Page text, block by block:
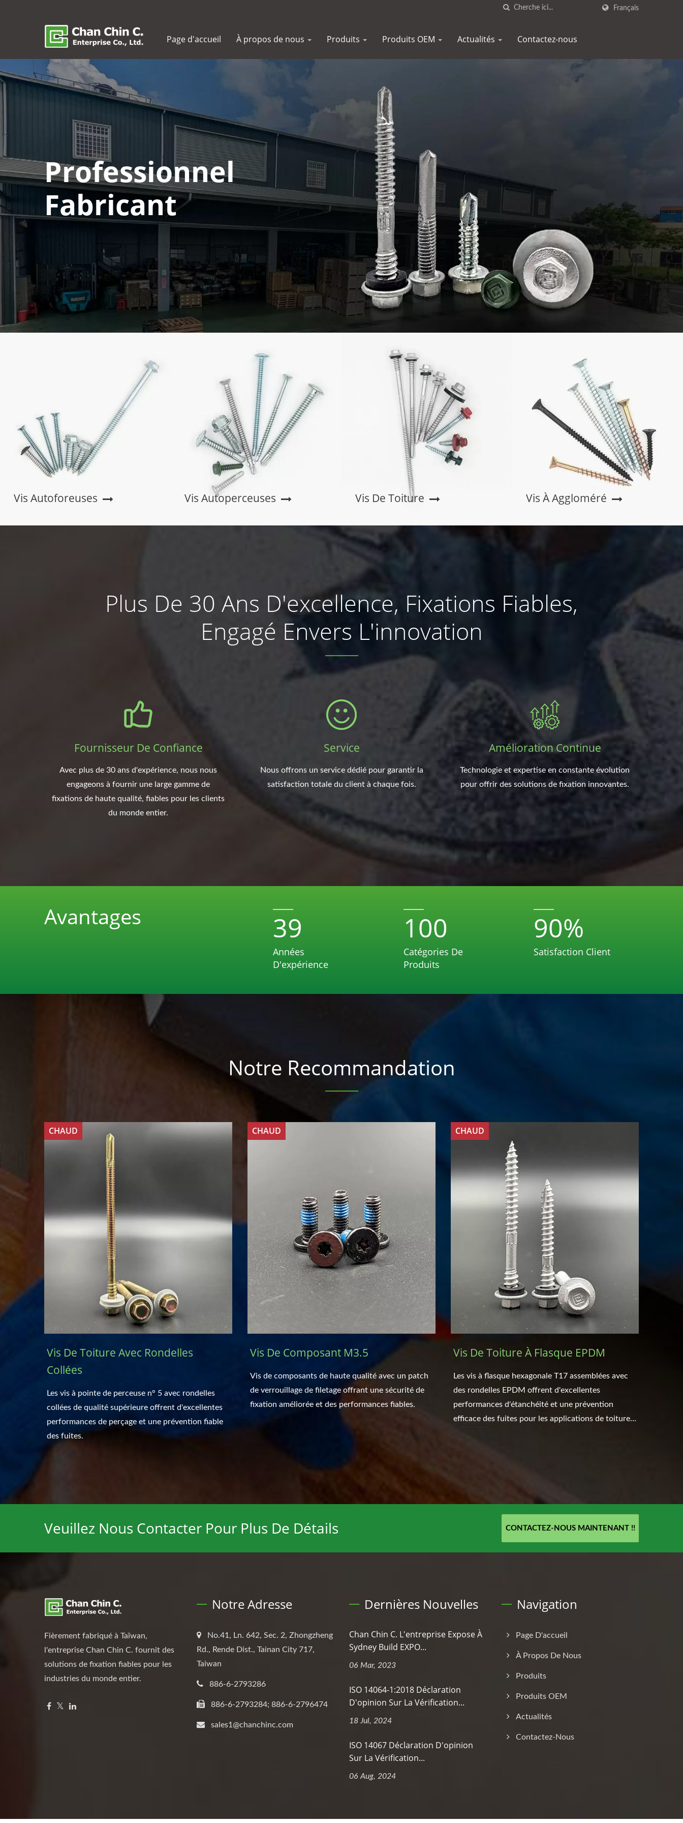
Français
Page d'accueil À propos de nous Produits Produits OEM Actualités Contactez-nous
Professionnel
Fabricant
Vis Autoforeuses Vis Autoperceuses Vis De Toiture Vis À Aggloméré
Plus De 30 Ans D'excellence, Fixations Fiables,
Engagé Envers L'innovation
Fournisseur De Confiance
Avec plus de 30 ans d'expérience, nous nous
engageons à fournir une large gamme de
fixations de haute qualité, fiables pour les clients
du monde entier.
Service
Nous offrons un service dédié pour garantir la
satisfaction totale du client à chaque fois.
Amélioration Continue
Technologie et expertise en constante évolution
pour offrir des solutions de fixation innovantes.
Avantages 39
Années
D'expérience
100
Catégories De
Produits
90%
Satisfaction Client
Notre Recommandation
CHAUD
Vis De Toiture Avec Rondelles
Collées
Les vis à pointe de perceuse n° 5 avec rondelles
collées de qualité supérieure offrent d'excellentes
performances de perçage et une prévention fiable
des fuites.
CHAUD
Vis De Composant M3.5
Vis de composants de haute qualité avec un patch
de verrouillage de filetage offrant une sécurité de
fixation améliorée et des performances fiables.
CHAUD
Vis De Toiture À Flasque EPDM
Les vis à flasque hexagonale T17 assemblées avec
des rondelles EPDM offrent d'excellentes
performances d'étanchéité et une prévention
efficace des fuites pour les applications de toiture
Veuillez Nous Contacter Pour Plus De Détails CONTACTEZ-NOUS MAINTENANT !!
Fièrement fabriqué à Taïwan,
l'entreprise Chan Chin C. fournit des
solutions de fixation fiables pour les
industries du monde entier.
Notre Adresse
No.41, Ln. 642, Sec. 2, Zhongzheng
Rd., Rende Dist., Tainan City 717,
Taiwan
886-6-2793286
886-6-2793284; 886-6-2796474
sales1@chanchinc.com
Dernières Nouvelles
Chan Chin C. L'entreprise Expose À
Sydney Build EXPO...
06 Mar, 2023
ISO 14064-1:2018 Déclaration
D'opinion Sur La Vérification...
18 Jul, 2024
ISO 14067 Déclaration D'opinion
Sur La Vérification...
06 Aug, 2024
Navigation
Page D'accueil
À Propos De Nous
Produits
Produits OEM
Actualités
Contactez-Nous